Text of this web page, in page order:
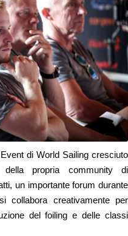
di World Sailing cresciuto
della propria community di
un importante forum durante
collabora creativamente per
del foiling e delle classi